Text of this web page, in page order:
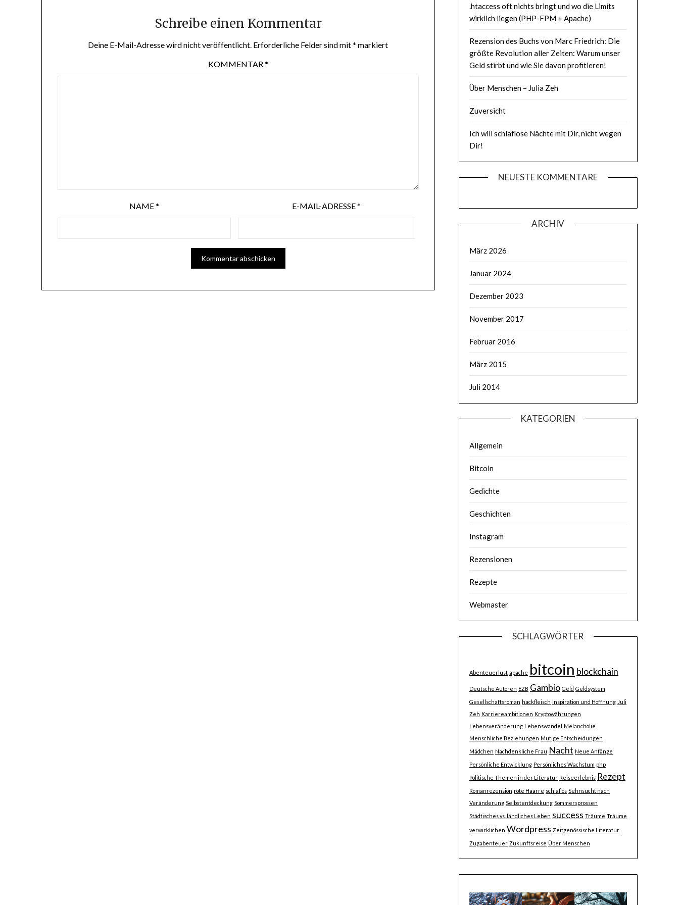
Schreibe einen Kommentar
Deine E-Mail-Adresse wird nicht veröffentlicht. Erforderliche Felder sind mit* markiert
KOMMENTAR*
NAME* E-MAIL-ADRESSE*
.htaccess oft nichts bringt und wo die Limits
wirklich liegen (PHP-FPM + Apache)
Rezension des Buchs von Marc Friedrich: Die
größte Revolution aller Zeiten: Warum unser
Geld stirbt und wie Sie davon profitieren!
Über Menschen – Julia Zeh
Zuversicht
Ich will schlaflose Nächte mit Dir, nicht wegen
Dir!
NEUESTE KOMMENTARE
ARCHIV
März 2026
Januar 2024
Dezember 2023
November 2017
Februar 2016
März 2015
Juli 2014
KATEGORIEN
Allgemein
Bitcoin
Gedichte
Geschichten
Instagram
Rezensionen
Rezepte
Webmaster
SCHLAGWÖRTER
Abenteuerlust apache bitcoin blockchain
Deutsche Autoren EZB Gambio Geld Geldsystem
Gesellschaftsroman hackfleisch Inspiration und Hoffnung Juli
Zeh Karriereambitionen Kryptowährungen
Lebensveränderung Lebenswandel Melancholie
Menschliche Beziehungen Mutige Entscheidungen
Mädchen Nachdenkliche Frau Nacht Neue Anfänge
Persönliche Entwicklung Persönliches Wachstum php
Politische Themen in der Literatur Reiseerlebnis Rezept
Romanrezension rote Haarre schlaflos Sehnsucht nach
Veränderung Selbstentdeckung Sommersprossen
Städtisches vs. ländliches Leben success Träume Träume
verwirklichen Wordpress Zeitgenössische Literatur
Zugabenteuer Zukunftsreise Über Menschen